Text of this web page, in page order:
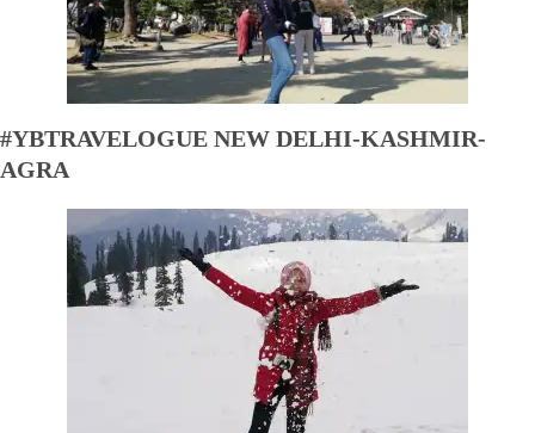
#YBTRAVELOGUE NEW DELHI-KASHMIR-
AGRA